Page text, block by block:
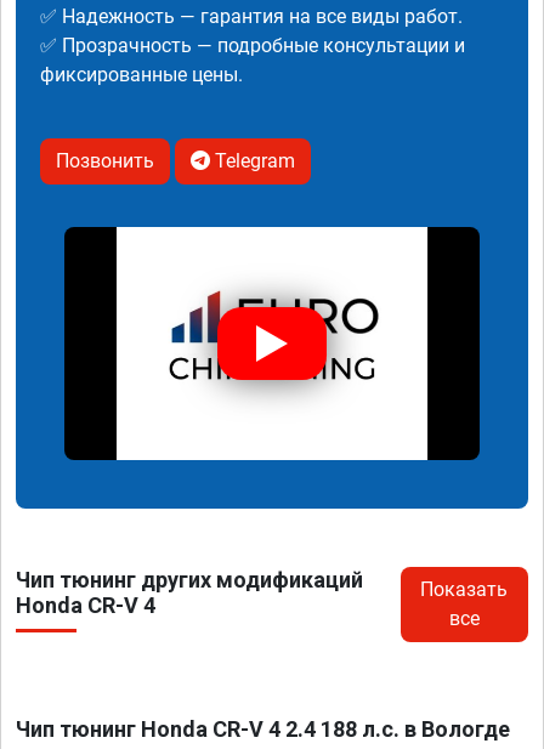
✅ Надежность — гарантия на все виды работ.
✅ Прозрачность — подробные консультации и
фиксированные цены.
Позвонить Telegram
Чип тюнинг других модификаций
Honda CR-V 4
Показать
все
Чип тюнинг Honda CR-V 4 2.4 188 л.с. в Вологде